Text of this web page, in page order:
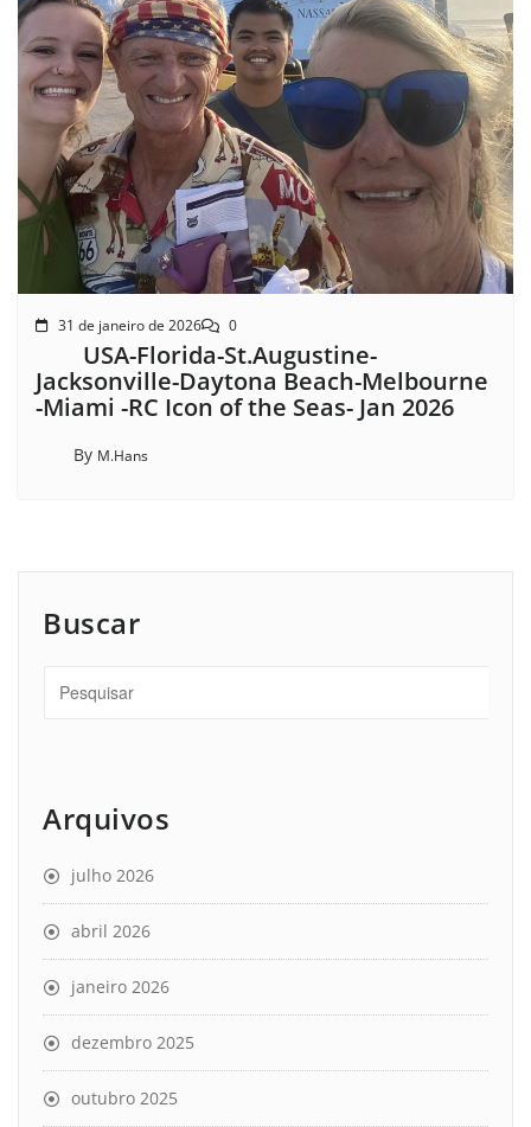
31 de janeiro de 2026 0
USA-Florida-St.Augustine-
Jacksonville-Daytona Beach-Melbourne
-Miami -RC Icon of the Seas- Jan 2026
By M.Hans
Buscar
Arquivos
julho 2026
abril 2026
janeiro 2026
dezembro 2025
outubro 2025